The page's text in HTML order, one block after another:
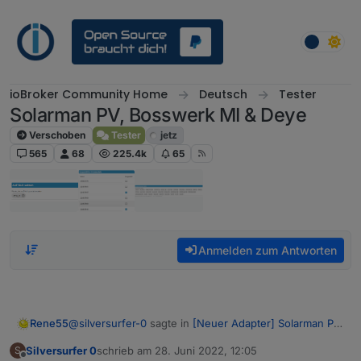
ioBroker Community Home Deutsch Tester
Solarman PV, Bosswerk MI & Deye
Verschoben Tester
jetz
565
68 225.4k 65
Anmelden zum Antworten
Rene55@silversurfer-0 sagte in [Neuer Adapter] Solarman PV,
S Silversurfer 0schrieb am 28. Juni 2022, 12:05
zuletzt editiert von